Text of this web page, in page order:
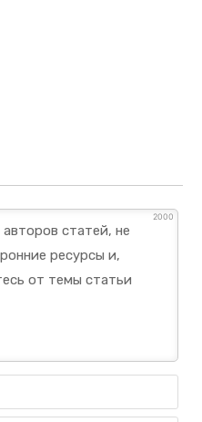
2000